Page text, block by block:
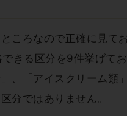
ころなので正確に見て
きる区分を9件挙げて
、「アイスクリーム類
分ではありません。